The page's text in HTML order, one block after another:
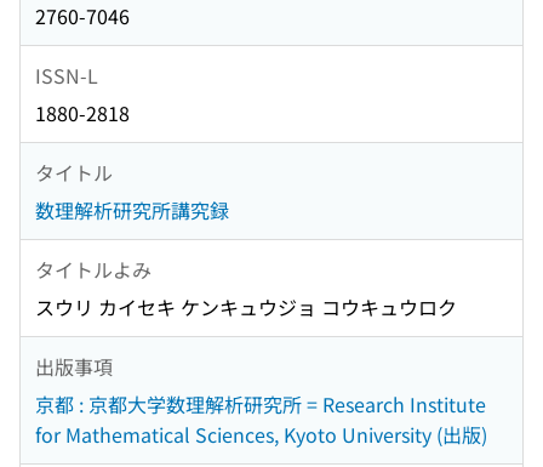
2760-7046
ISSN-L
1880-2818
タイトル
数理解析研究所講究録
タイトルよみ
スウリ カイセキ ケンキュウジョ コウキュウロク
出版事項
京都 : 京都大学数理解析研究所 = Research Institute
for Mathematical Sciences, Kyoto University (出版)